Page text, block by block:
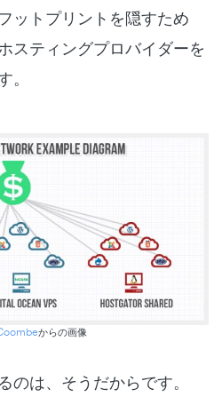
ットプリントを隠すため
スティングプロバイダーを
からの画像
のは、そうだからです。